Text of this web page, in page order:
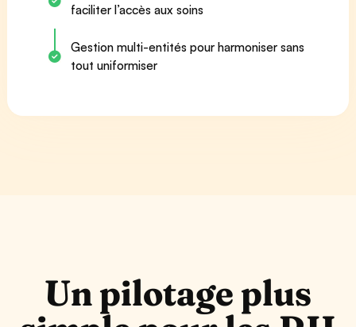
faciliter l’accès aux soins
Gestion multi-entités pour harmoniser sans
tout uniformiser
Un pilotage plus